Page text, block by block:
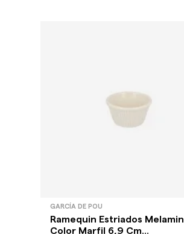
GARCÍA DE POU
Ramequin Estriados
Color Marfil 6,9 Cm...